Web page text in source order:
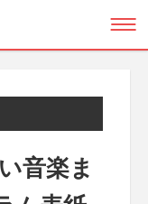
音楽ま